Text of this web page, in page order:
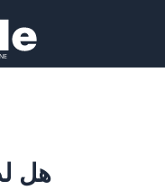
هل